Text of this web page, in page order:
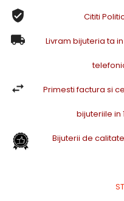
Cititi
Livram bijuteria ta
Primesti factura si
bijuteriile in
Bijuterii de